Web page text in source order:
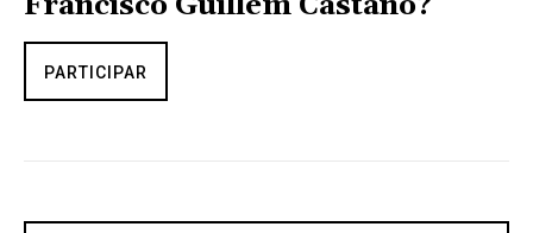
PARTICIPAR